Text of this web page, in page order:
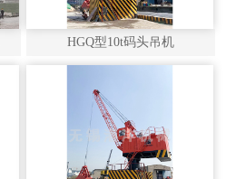
HGQ型10t码头吊机